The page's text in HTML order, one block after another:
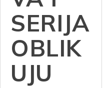
IZ
FILMO
VA I